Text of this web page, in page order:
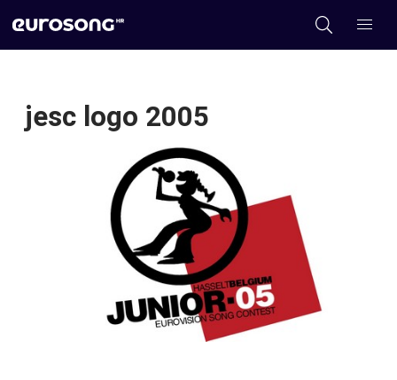
jesc logo 2005